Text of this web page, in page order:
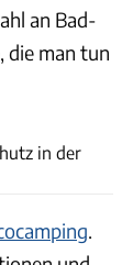
an Bad-
die man tun
in der